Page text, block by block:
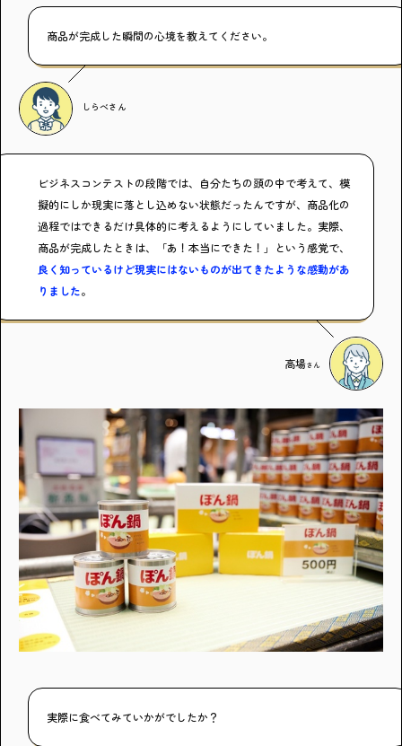
商品が完成した瞬間の心境を教えてください。
しらべさん
ビジネスコンテストの段階では、自分たちの頭の中で考えて、模
擬的にしか現実に落とし込めない状態だったんですが、商品化の
過程ではできるだけ具体的に考えるようにしていました。実際、
商品が完成したときは、「あ！本当にできた！」という感覚で、
良く知っているけど現実にはないものが出てきたような感動があ
りました。
高場さん
実際に食べてみていかがでしたか？